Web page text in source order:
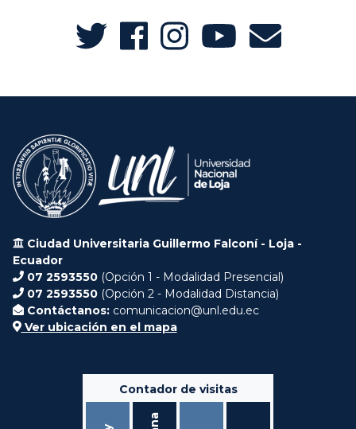
Ciudad Universitaria Guillermo Falconí - Loja -
Ecuador
07 2593550 (Opción 1 - Modalidad Presencial)
07 2593550 (Opción 2 - Modalidad Distancia)
Contáctanos: comunicacion@unl.edu.ec
Ver ubicación en el mapa
Contador de visitas